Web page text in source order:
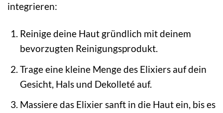
integrieren:
Reinige deine Haut gründlich mit deinem
bevorzugten Reinigungsprodukt.
Trage eine kleine Menge des Elixiers auf dein
Gesicht, Hals und Dekolleté auf.
Massiere das Elixier sanft in die Haut ein, bis es